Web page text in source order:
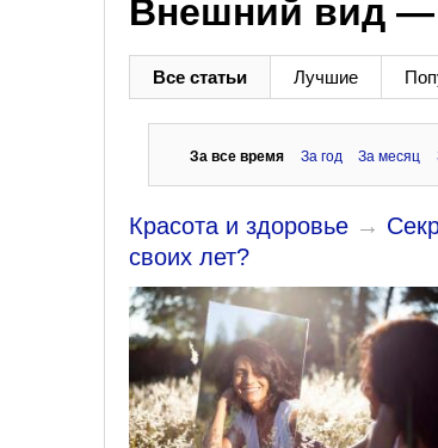
Внешний вид —
Все статьи Лучшие
За все время За год За месяц
Красота и здоровье →
своих лет?